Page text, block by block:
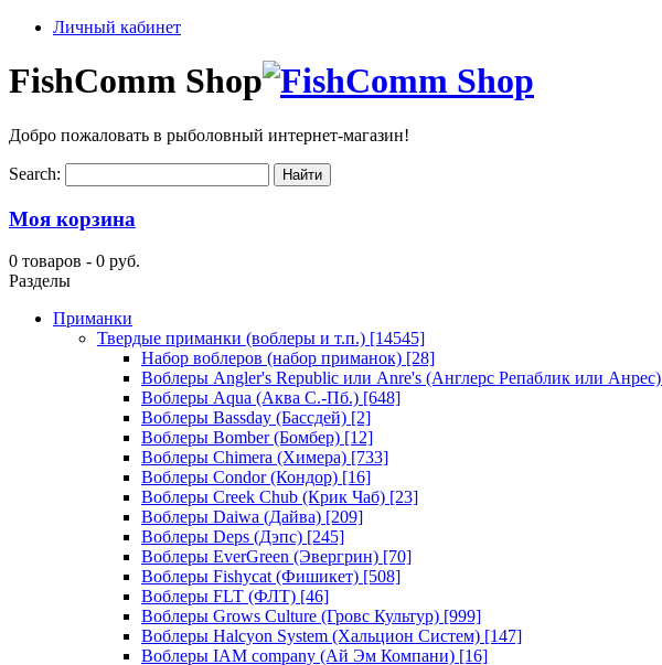
Личный кабинет
FishComm Shop
Добро пожаловать в рыболовный интернет-магазин!
Search:
Моя корзина
0 товаров - 0 руб.
Разделы
Приманки
Твердые приманки (воблеры и т.п.) [14545]
Набор воблеров (набор приманок) [28]
Воблеры Angler's Republic или Anre's (Англерс Репаблик или Анрес)
Воблеры Aqua (Аква С.-Пб.) [648]
Воблеры Bassday (Бассдей) [2]
Воблеры Bomber (Бомбер) [12]
Воблеры Chimera (Химера) [733]
Воблеры Condor (Кондор) [16]
Воблеры Creek Chub (Крик Чаб) [23]
Воблеры Daiwa (Дайва) [209]
Воблеры Deps (Дэпс) [245]
Воблеры EverGreen (Эвергрин) [70]
Воблеры Fishycat (Фишикет) [508]
Воблеры FLT (ФЛТ) [46]
Воблеры Grows Culture (Гровс Культур) [999]
Воблеры Halcyon System (Хальцион Систем) [147]
Воблеры IAM company (Ай Эм Компани) [16]